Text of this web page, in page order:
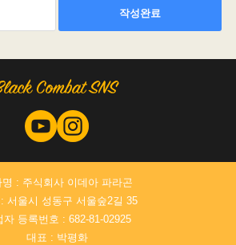
작성완료
명 : 주식회사 이데아 파라곤
서울시 성동구 서울숲2길 35
자 등록번호 : 682-81-02925
대표 : 박평화